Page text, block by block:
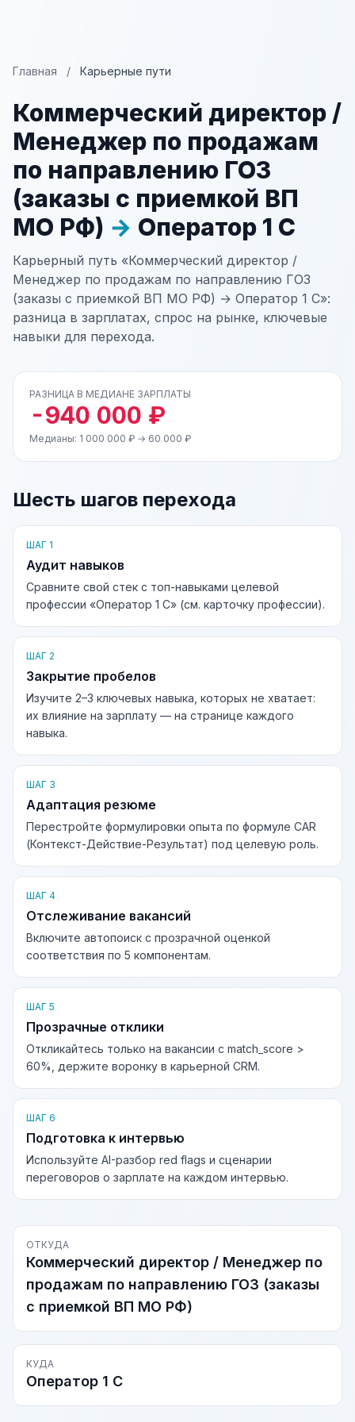
Главная / Карьерные пути
Коммерческий директор /
Менеджер по продажам
по направлению ГОЗ
(заказы с приемкой ВП
МО РФ) → Оператор 1 С
Карьерный путь «Коммерческий директор /
Менеджер по продажам по направлению ГОЗ
(заказы с приемкой ВП МО РФ) → Оператор 1 С»:
разница в зарплатах, спрос на рынке, ключевые
навыки для перехода.
РАЗНИЦА В МЕДИАНЕ ЗАРПЛАТЫ
-940 000 ₽
Медианы: 1 000 000 ₽ → 60 000 ₽
Шесть шагов перехода
ШАГ 1
Аудит навыков
Сравните свой стек с топ-навыками целевой
профессии «Оператор 1 С» (см. карточку профессии).
ШАГ 2
Закрытие пробелов
Изучите 2–3 ключевых навыка, которых не хватает:
их влияние на зарплату — на странице каждого
навыка.
ШАГ 3
Адаптация резюме
Перестройте формулировки опыта по формуле CAR
(Контекст-Действие-Результат) под целевую роль.
ШАГ 4
Отслеживание вакансий
Включите автопоиск с прозрачной оценкой
соответствия по 5 компонентам.
ШАГ 5
Прозрачные отклики
Откликайтесь только на вакансии с match_score >
60%, держите воронку в карьерной CRM.
ШАГ 6
Подготовка к интервью
Используйте AI-разбор red flags и сценарии
переговоров о зарплате на каждом интервью.
ОТКУДА
Коммерческий директор / Менеджер по
продажам по направлению ГОЗ (заказы
с приемкой ВП МО РФ)
КУДА
Оператор 1 С